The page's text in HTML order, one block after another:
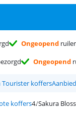
Ongeopend
Ongeopend
Tourister koffers
koffers Sakura